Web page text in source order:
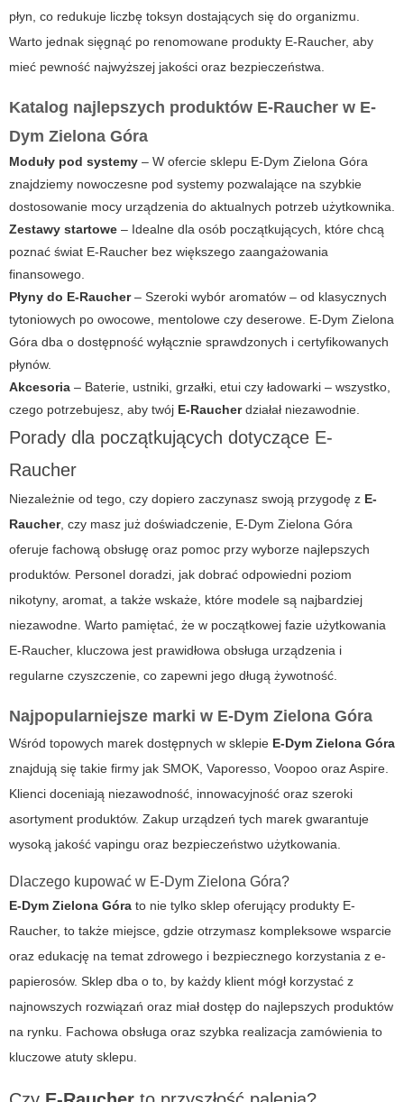
płyn, co redukuje liczbę toksyn dostających się do organizmu.
Warto jednak sięgnąć po renomowane produkty E-Raucher, aby
mieć pewność najwyższej jakości oraz bezpieczeństwa.
Katalog najlepszych produktów E-Raucher w E-
Dym Zielona Góra
Moduły pod systemy – W ofercie sklepu E-Dym Zielona Góra
znajdziemy nowoczesne pod systemy pozwalające na szybkie
dostosowanie mocy urządzenia do aktualnych potrzeb użytkownika.
Zestawy startowe – Idealne dla osób początkujących, które chcą
poznać świat E-Raucher bez większego zaangażowania
finansowego.
Płyny do E-Raucher– Szeroki wybór aromatów – od klasycznych
tytoniowych po owocowe, mentolowe czy deserowe. E-Dym Zielona
Góra dba o dostępność wyłącznie sprawdzonych i certyfikowanych
płynów.
Akcesoria – Baterie, ustniki, grzałki, etui czy ładowarki – wszystko,
czego potrzebujesz, aby twój E-Raucherdziałał niezawodnie.
Porady dla początkujących dotyczące E-
Raucher
Niezależnie od tego, czy dopiero zaczynasz swoją przygodę z E-
Raucher, czy masz już doświadczenie, E-Dym Zielona Góra
oferuje fachową obsługę oraz pomoc przy wyborze najlepszych
produktów. Personel doradzi, jak dobrać odpowiedni poziom
nikotyny, aromat, a także wskaże, które modele są najbardziej
niezawodne. Warto pamiętać, że w początkowej fazie użytkowania
E-Raucher, kluczowa jest prawidłowa obsługa urządzenia i
regularne czyszczenie, co zapewni jego długą żywotność.
Najpopularniejsze marki w E-Dym Zielona Góra
Wśród topowych marek dostępnych w sklepie E-Dym Zielona Góra
znajdują się takie firmy jak SMOK, Vaporesso, Voopoo oraz Aspire.
Klienci doceniają niezawodność, innowacyjność oraz szeroki
asortyment produktów. Zakup urządzeń tych marek gwarantuje
wysoką jakość vapingu oraz bezpieczeństwo użytkowania.
Dlaczego kupować w E-Dym Zielona Góra?
E-Dym Zielona Góra to nie tylko sklep oferujący produkty E-
Raucher, to także miejsce, gdzie otrzymasz kompleksowe wsparcie
oraz edukację na temat zdrowego i bezpiecznego korzystania z e-
papierosów. Sklep dba o to, by każdy klient mógł korzystać z
najnowszych rozwiązań oraz miał dostęp do najlepszych produktów
na rynku. Fachowa obsługa oraz szybka realizacja zamówienia to
kluczowe atuty sklepu.